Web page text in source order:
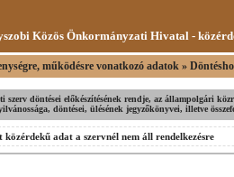
Közös Önkormányzati Hivatal -
működésre vonatkozó adatok »
szerv döntései előkészítésének rendje, az állampolgári
döntései, ülésének jegyzőkönyvei, illetve
közérdekű adat a szervnél nem áll rendelkezésre